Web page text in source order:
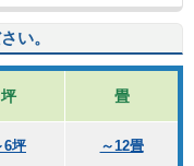
い。
坪 畳
6坪 ～12畳